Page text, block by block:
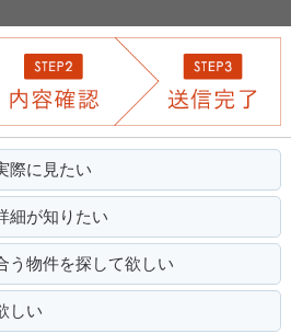
際に見たい
細が知りたい
う物件を探して欲しい
しい